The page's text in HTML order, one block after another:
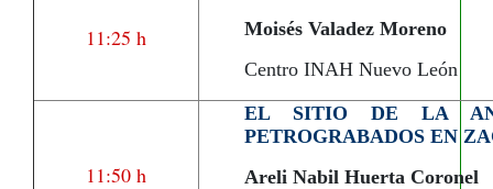
11:25 h
Moisés Valadez Moreno
Centro INAH Nuevo León
11:50 h
EL SITIO DE LA
PETROGRABADOS EN
Areli Nabil Huerta Coronel